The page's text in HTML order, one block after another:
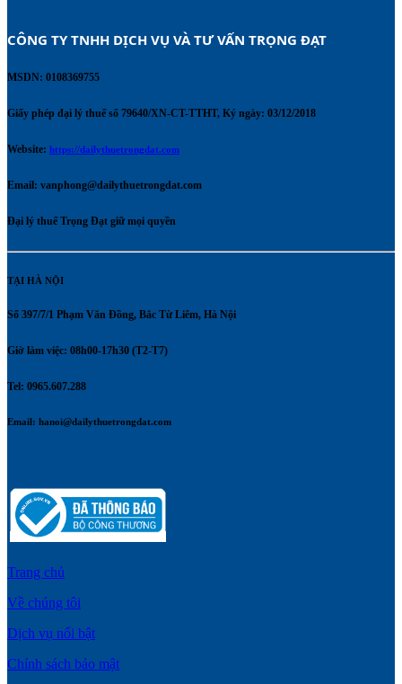
CÔNG TY TNHH DỊCH VỤ VÀ TƯ VẤN TRỌNG ĐẠT
MSDN: 0108369755
Giấy phép đại lý thuế số 79640/XN-CT-TTHT, Ký ngày: 03/12/2018
Website: https://dailythuetrongdat.com
Email: vanphong@dailythuetrongdat.com
Đại lý thuế Trọng Đạt giữ mọi quyền
TẠI HÀ NỘI
Số 397/7/1 Phạm Văn Đồng, Bắc Từ Liêm, Hà Nội
Giờ làm việc: 08h00-17h30 (T2-T7)
Tel: 0965.607.288
Email: hanoi@dailythuetrongdat.com
Trang chủ
Về chúng tôi
Dịch vụ nổi bật
Chính sách bảo mật